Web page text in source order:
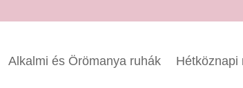
Alkalmi és Örömanya ruhák Hétköznapi